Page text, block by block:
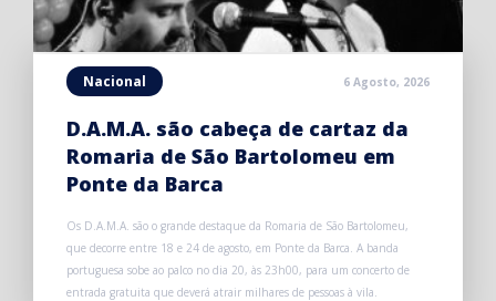
Nacional 6 Agosto, 2026
D.A.M.A. são cabeça de cartaz da
Romaria de São Bartolomeu em
Ponte da Barca
Os D.A.M.A. são o grande destaque da Romaria de São Bartolomeu,
que decorre entre 18 e 24 de agosto, em Ponte da Barca. A banda
portuguesa sobe ao palco no dia 20, às 23h00, para um concerto de
entrada gratuita que deverá atrair milhares de pessoas à vila.